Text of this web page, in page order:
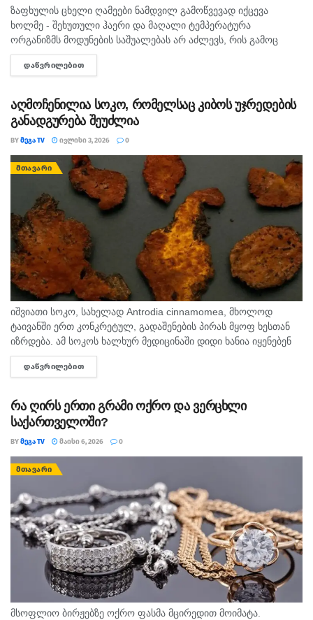
ზაფხულის ცხელი ღამეები ნამდვილ გამოწვევად იქცევა
ხოლმე - შეხუთული ჰაერი და მაღალი ტემპერატურა
ორგანიზმს მოდუნების საშუალებას არ აძლევს, რის გამოც
გვიანობამდე ვერ ვიძინებთ, ღამით კი ხშირად გვეღვიძება.
თუკი საძინებელში კონდიციონერი...
ᲓᲐᲬᲕᲠᲘᲚᲔᲑᲘᲗ
აღმოჩენილია სოკო, რომელსაც კიბოს უჯრედების
განადგურება შეუძლია
BYᲛᲔᲒᲐ TV ᲘᲕᲚᲘᲡᲘ 3, 2026 0
ᲛᲗᲐᲕᲐᲠᲘ
იშვიათი სოკო, სახელად Antrodia cinnamomea, მხოლოდ
ტაივანში ერთ კონკრეტულ, გადაშენების პირას მყოფ ხესთან
იზრდება. ამ სოკოს ხალხურ მედიცინაში დიდი ხანია იყენებენ
და კვლევებით დადგინდა, რომ მას კიბოსთან ბრძოლის
უნარიც აქვს....
ᲓᲐᲬᲕᲠᲘᲚᲔᲑᲘᲗ
რა ღირს ერთი გრამი ოქრო ­და ვ­ერცხლი
საქართველოში?
BYᲛᲔᲒᲐ TV ᲛᲐᲘᲡᲘ 6, 2026 0
ᲛᲗᲐᲕᲐᲠᲘ
მსოფლიო ბირჟებზე ოქრო ფასმა მცირედით მოიმატა.